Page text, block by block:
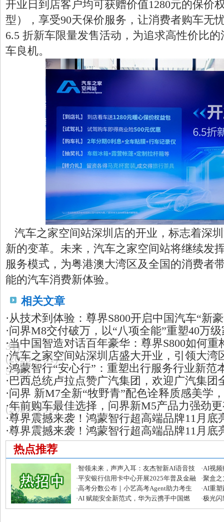
开业日到店客户均可获赠价值1280元的保价
型），享受90天保价服务，让消费者购车无
6.5 折新车限量发售活动，为追求高性价比
车良机。
汽车之家空间站深圳店的开业，标志着深
新的变革。未来，汽车之家空间站将继续发
服务模式，为粤港澳大湾区及全国的消费者
能的汽车消费新体验。
相关文章
·从技术到体验：尊界S800开启中国汽车“新
·问界M8交付破万，以“八项全能”重塑40万
31)
·当中国智造对话百年豪华：尊界S800如何重
(2025-5-31)
·汽车之家空间站深圳店盛大开业，引领大湾
5-19)
·鸿蒙智行“安心行”：重塑出行服务行业新范
·巴西总统卢拉点赞广汽集团，欢迎广汽集团
·问界 新M7全新“牧野青”配色诠释质感美学
(2025-4-16)
·年前购车最佳选择，问界新M5产品力强劲
·尊界震撼来袭！鸿蒙智行超高端品牌11月底
·尊界震撼来袭！鸿蒙智行超高端品牌11月底
热点推荐
·智领未来，声声入耳：友杰智新AI语音技
术再攀高峰
·AI视频
发者大
·平安银行信用卡中心开展2025年普及金融
知识万里行活动
·聚盒
芒宽民
·高考分数公布｜小艺高考Agent助力考生
快准稳填报目标院校和专业
·AI重塑
全链路
·AI 赋能安全新范式，华为云携手中国燃
气筑牢大模型安全“铜墙铁壁”
·极光闪
引领企